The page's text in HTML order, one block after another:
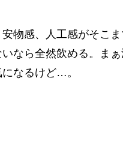
物感、人工感がそこま
なら全然飲める。ま
なるけど…。